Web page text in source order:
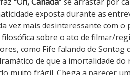
“Oh, Canadá”se arrastar por
exposta durante as
vez mais desinteressante com
filosófica sobre o ato de filmar/
como Fife falando de
de que a imortalidade
muito frágil. Chega a parecer